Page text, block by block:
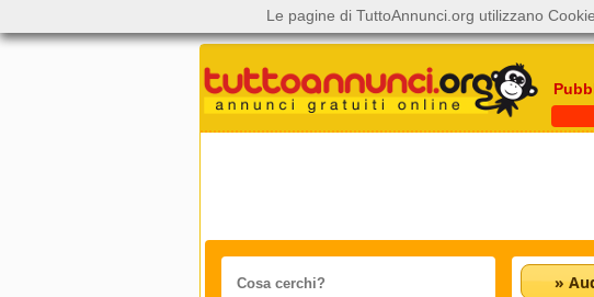
Le pagine di TuttoAnnunci.org utilizzano